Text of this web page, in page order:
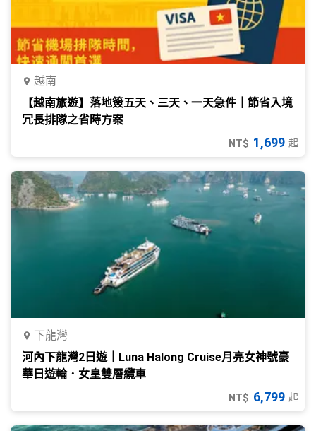
越南
【越南旅遊】落地簽五天、三天、一天急件｜節省入境
冗長排隊之省時方案
NT$ 1,699 起
下龍灣
河內下龍灣2日遊｜Luna Halong Cruise月亮女神號豪
華日遊輪．女皇雙層纜車
NT$ 6,799 起